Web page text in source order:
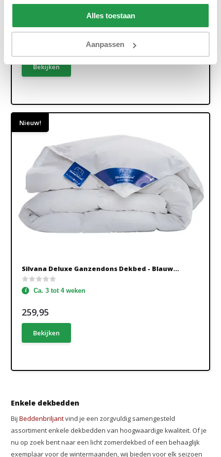
Alles toestaan
Aanpassen
Silvana Pure Donzen Dekbed - Geel Warm
Bekijken
Nieuw!
Silvana Deluxe Ganzendons Dekbed - Blauw...
Ca. 3 tot 4 weken
259,95
Bekijken
Enkele dekbedden
BijBeddenbriljantvind je een zorgvuldig samengesteld
assortiment enkele dekbedden van hoogwaardige kwaliteit. Of je
nu op zoek bent naar een licht zomerdekbed of een behaaglijk
exemplaar voor de wintermaanden, wij bieden voor elk seizoen